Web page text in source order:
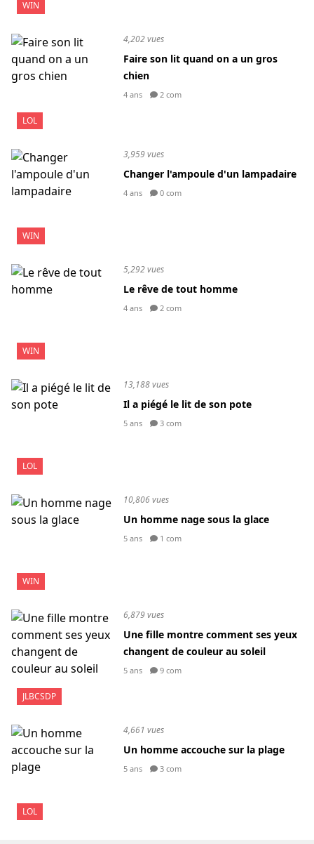
WIN
LOL
4,202 vues
Faire son lit quand on a un gros
chien
4 ans 2 com
WIN
3,959 vues
Changer l'ampoule d'un lampadaire
4 ans 0 com
WIN
5,292 vues
Le rêve de tout homme
4 ans 2 com
LOL
13,188 vues
Il a piégé le lit de son pote
5 ans 3 com
WIN
10,806 vues
Un homme nage sous la glace
5 ans 1 com
JLBCSDP
6,879 vues
Une fille montre comment ses yeux
changent de couleur au soleil
5 ans 9 com
LOL
4,661 vues
Un homme accouche sur la plage
5 ans 3 com